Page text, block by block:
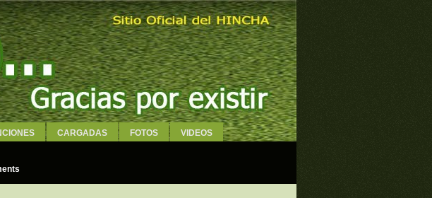
CARGADAS FOTOS VIDEOS